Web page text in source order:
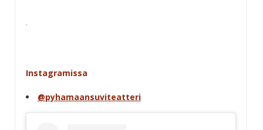
Instagramissa
@pyhamaansuviteatteri